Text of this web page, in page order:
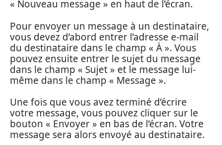
« Nouveau message » en haut de l’écran.
Pour envoyer un message à un destinataire,
vous devez d’abord entrer l’adresse e-mail
du destinataire dans le champ « À ». Vous
pouvez ensuite entrer le sujet du message
dans le champ « Sujet » et le message lui-
même dans le champ « Message ».
Une fois que vous avez terminé d’écrire
votre message, vous pouvez cliquer sur le
bouton « Envoyer » en bas de l’écran. Votre
message sera alors envoyé au destinataire.